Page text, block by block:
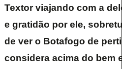
Textor viajando com a
e gratidão por ele,
de ver o Botafogo de
considera acima do bem